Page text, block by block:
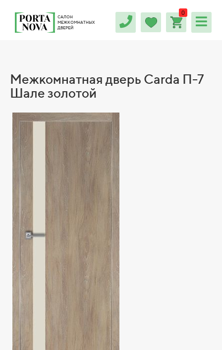
САЛОН
МЕЖКОМНАТНЫХ
ДВЕРЕЙ
0
Межкомнатная дверь Carda П-7
Шале золотой